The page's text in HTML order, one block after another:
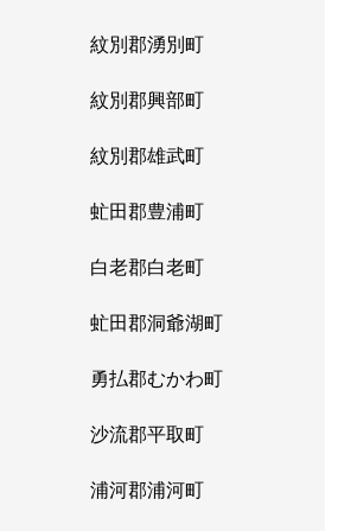
紋別郡湧別町
紋別郡興部町
紋別郡雄武町
虻田郡豊浦町
白老郡白老町
虻田郡洞爺湖町
勇払郡むかわ町
沙流郡平取町
浦河郡浦河町